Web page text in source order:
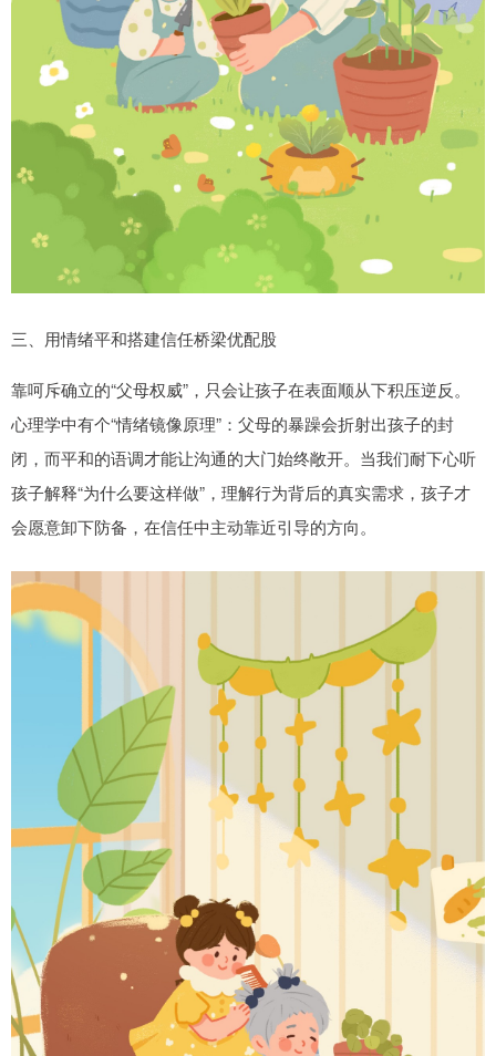
三、用情绪平和搭建信任桥梁优配股
靠呵斥确立的“父母权威”，只会让孩子在表面顺从下积压逆反。
心理学中有个“情绪镜像原理”：父母的暴躁会折射出孩子的封
闭，而平和的语调才能让沟通的大门始终敞开。当我们耐下心听
孩子解释“为什么要这样做”，理解行为背后的真实需求，孩子才
会愿意卸下防备，在信任中主动靠近引导的方向。